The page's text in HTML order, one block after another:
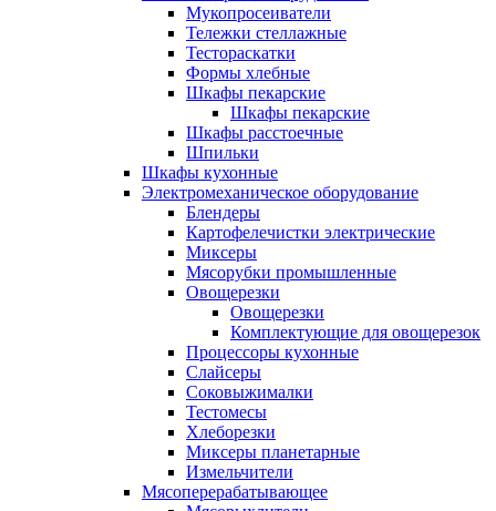
Мукопросеиватели
Тележки стеллажные
Тестораскатки
Формы хлебные
Шкафы пекарские
Шкафы пекарские
Шкафы расстоечные
Шпильки
Шкафы кухонные
Электромеханическое оборудование
Блендеры
Картофелечистки электрические
Миксеры
Мясорубки промышленные
Овощерезки
Овощерезки
Комплектующие для овощерезок
Процессоры кухонные
Слайсеры
Соковыжималки
Тестомесы
Хлеборезки
Миксеры планетарные
Измельчители
Мясоперерабатывающее